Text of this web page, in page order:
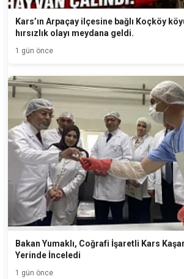
Kars’ın Arpaçay ilçesine bağlı Koçköy
hırsızlık olayı meydana geldi.
1 gün önce
Bakan Yumaklı, Coğrafi İşaretli Kars
Yerinde İnceledi
1 gün önce